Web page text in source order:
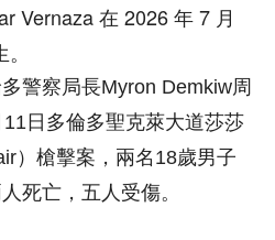
Vernaza 在 2026 年 7 月
警察局長Myron Demkiw周
日多倫多聖克萊大道莎莎
）槍擊案，兩名18歲男子
死亡，五人受傷。